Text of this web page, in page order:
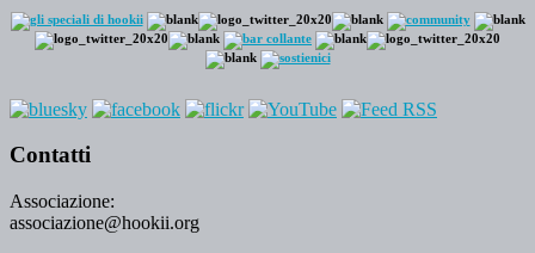
Contatti
Associazione:
associazione@hookii.org